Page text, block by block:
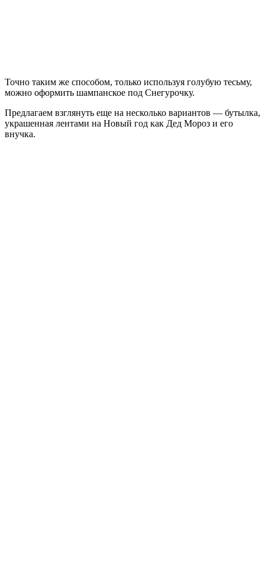
Точно таким же способом, только используя голубую тесьму,
можно оформить шампанское под Снегурочку.
Предлагаем взглянуть еще на несколько вариантов — бутылка,
украшенная лентами на Новый год как Дед Мороз и его
внучка.